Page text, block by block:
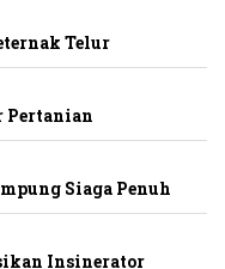
Telur
Pertanian
Siaga Penuh
Insinerator